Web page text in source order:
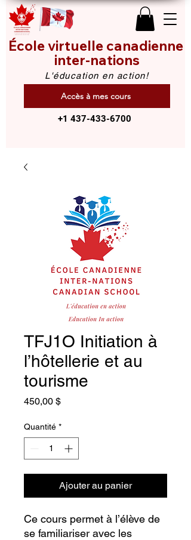
École virtuelle canadienne
inter-nations
L'éducation en action!
+1 437-433-6700
Accès à mes cours
TFJ1O Initiation à
l’hôtellerie et au
tourisme
450,00 $Prix
Quantité *
Ajouter au panier
Ce cours permet à l’élève de
se familiariser avec les